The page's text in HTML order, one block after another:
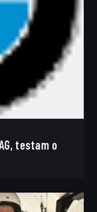
testam o